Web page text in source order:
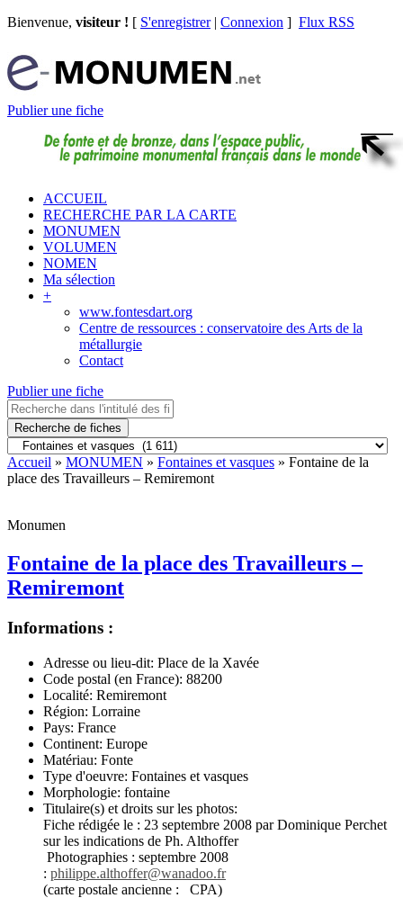
Bienvenue, visiteur ! [ S'enregistrer| Connexion ] Flux RSS
Publier une fiche
ACCUEIL
RECHERCHE PAR LA CARTE
MONUMEN
VOLUMEN
NOMEN
Ma sélection
+
www.fontesdart.org
Centre de ressources : conservatoire des Arts de la
métallurgie
Contact
Publier une fiche
Recherche de fiches
Accueil » MONUMEN » Fontaines et vasques » Fontaine de la
place des Travailleurs – Remiremont
Monumen
Fontaine de la place des Travailleurs –
Remiremont
Informations :
Adresse ou lieu-dit: Place de la Xavée
Code postal (en France): 88200
Localité: Remiremont
Région: Lorraine
Pays: France
Continent: Europe
Matériau: Fonte
Type d'oeuvre: Fontaines et vasques
Morphologie: fontaine
Titulaire(s) et droits sur les photos:
Fiche rédigée le : 23 septembre 2008 par Dominique Perchet
sur les indications de Ph. Althoffer
Photographies : septembre 2008
: philippe.althoffer@wanadoo.fr
(carte postale ancienne : CPA)